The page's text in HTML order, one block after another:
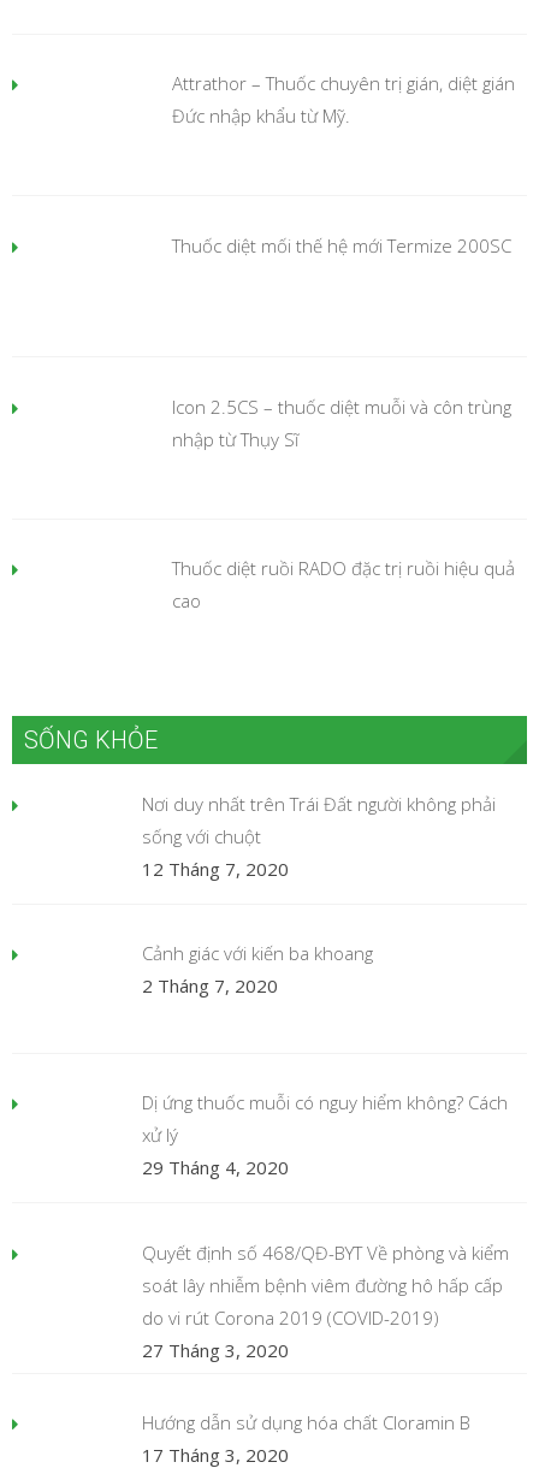
Attrathor – Thuốc chuyên trị gián, diệt gián
Đức nhập khẩu từ Mỹ.
Thuốc diệt mối thế hệ mới Termize 200SC
Icon 2.5CS – thuốc diệt muỗi và côn trùng
nhập từ Thụy Sĩ
Thuốc diệt ruồi RADO đặc trị ruồi hiệu quả
cao
SỐNG KHỎE
Nơi duy nhất trên Trái Đất người không phải
sống với chuột
12 Tháng 7, 2020
Cảnh giác với kiến ba khoang
2 Tháng 7, 2020
Dị ứng thuốc muỗi có nguy hiểm không? Cách
xử lý
29 Tháng 4, 2020
Quyết định số 468/QĐ-BYT Về phòng và kiểm
soát lây nhiễm bệnh viêm đường hô hấp cấp
do vi rút Corona 2019 (COVID-2019)
27 Tháng 3, 2020
Hướng dẫn sử dụng hóa chất Cloramin B
17 Tháng 3, 2020